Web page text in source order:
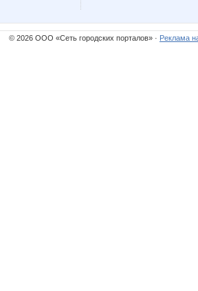
© 2026 ООО «Сеть городских порталов» · Реклама